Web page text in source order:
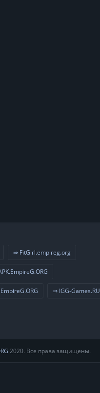
⇒ FitGirl.empireg.org
⇒ IGG-Games.RU
2020. Все права защищены.